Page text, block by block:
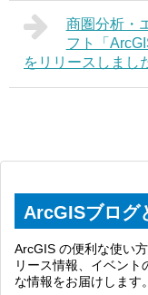
商圏分析・
フト「
をリリースしまし
ArcGISブログ
ArcGIS の便利な使い
リース情報、イベント
な情報をお届けします。